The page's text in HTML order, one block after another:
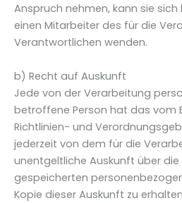
Anspruch nehmen, kann sie sich
einen Mitarbeiter des für die
Verantwortlichen wenden.
b) Recht auf Auskunft
Jede von der Verarbeitung
betroffene Person hat das vom
Richtlinien- und
jederzeit von dem für die
unentgeltliche Auskunft über die
gespeicherten
Kopie dieser Auskunft zu